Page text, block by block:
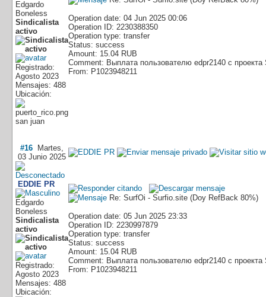
Edgardo
Boneless
Sindicalista
activo
Registrado:
Agosto 2023
Mensajes: 488
Ubicación:
san juan
Operation date: 04 Jun 2025 00:06
Operation ID: 2230388350
Operation type: transfer
Status: success
Amount: 15.04 RUB
Comment: Выплата пользователю edpr2140 с проекта
From: P1023948211
#16 Martes,
03 Junio 2025
EDDIE PR
Edgardo
Boneless
Sindicalista
activo
Registrado:
Agosto 2023
Mensajes: 488
Ubicación:
Re: SurfOi - Surfio.site (Doy RefBack 80%)
Operation date: 05 Jun 2025 23:33
Operation ID: 2230997879
Operation type: transfer
Status: success
Amount: 15.04 RUB
Comment: Выплата пользователю edpr2140 с проекта
From: P1023948211